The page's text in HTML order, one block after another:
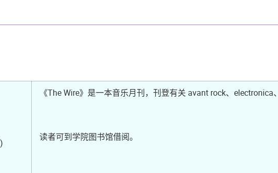
《The Wire》是一本音乐月刊，刊登有关 avant rock、
读者可到学院图书馆借阅。